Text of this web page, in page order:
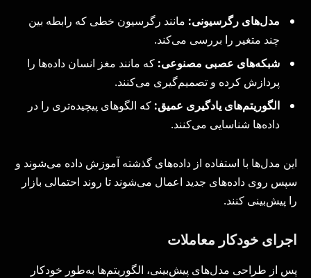
مدل‌های رگرسیونی: مانند رگرسیون خطی که رابطه بین
چند متغیر را بررسی می‌کند.
شبکه‌های عصبی مصنوعی: که مانند مغز انسان داده‌ها را
پردازش کرده و تصمیم‌گیری می‌کنند.
الگوریتم‌های یادگیری عمیق: که الگوهای پیچیده‌تری را در
داده‌ها شناسایی می‌کنند.
این مدل‌ها با استفاده از داده‌های گذشته آموزش داده می‌شوند و
سپس روی داده‌های جدید اعمال می‌شوند تا روند احتمالی بازار
را پیش‌بینی کنند.
اجرای خودکار معاملات
پس از طراحی مدل‌های پیش‌بینی، الگوریتم‌ها به‌طور خودکار